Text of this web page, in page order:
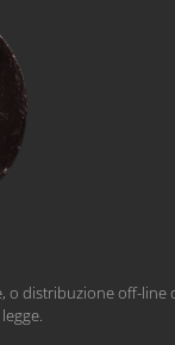
distribuzione off-line